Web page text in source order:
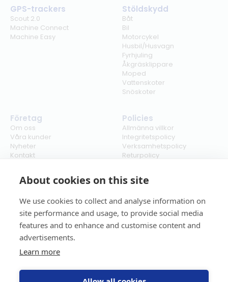
About cookies on this site
We use cookies to collect and analyse information on
site performance and usage, to provide social media
features and to enhance and customise content and
advertisements.
Learn more
GPS-trackers
Scout 2.0
Machine Connect
Machine Easy
Stöldskydd
Båt
Bil
Motorcykel
Husbil/Husvagn
Fyrhjuling
Åkgräsklippare
Moped
Vattenskoter
Snöskoter
Företag
Om oss
Våra kunder
Nyheter
Kontakt
Policies
Allmänna villkor
Integritetspolicy
Verksamhetspolicy
Returpolicy
Cookies